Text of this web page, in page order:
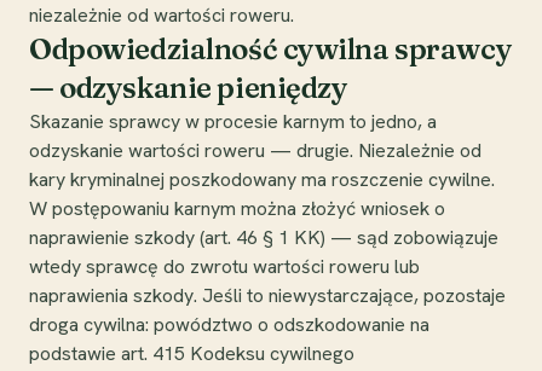
niezależnie od wartości roweru.
Odpowiedzialność cywilna sprawcy
— odzyskanie pieniędzy
Skazanie sprawcy w procesie karnym to jedno, a
odzyskanie wartości roweru — drugie. Niezależnie od
kary kryminalnej poszkodowany ma roszczenie cywilne.
W postępowaniu karnym można złożyć wniosek o
naprawienie szkody (art. 46 § 1 KK) — sąd zobowiązuje
wtedy sprawcę do zwrotu wartości roweru lub
naprawienia szkody. Jeśli to niewystarczające, pozostaje
droga cywilna: powództwo o odszkodowanie na
podstawie art. 415 Kodeksu cywilnego